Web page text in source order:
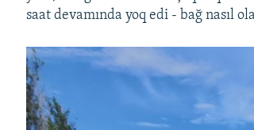
saat devamında yoq edi - bağ nasıl